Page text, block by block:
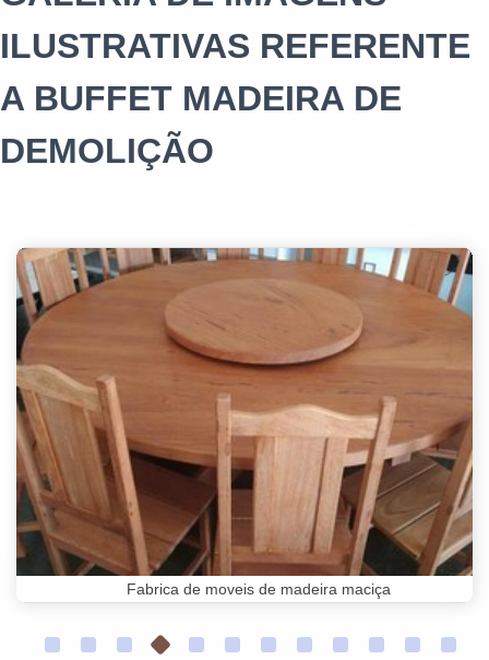
ILUSTRATIVAS REFERENTE
A BUFFET MADEIRA DE
DEMOLIÇÃO
Fabrica de moveis de madeira maciça